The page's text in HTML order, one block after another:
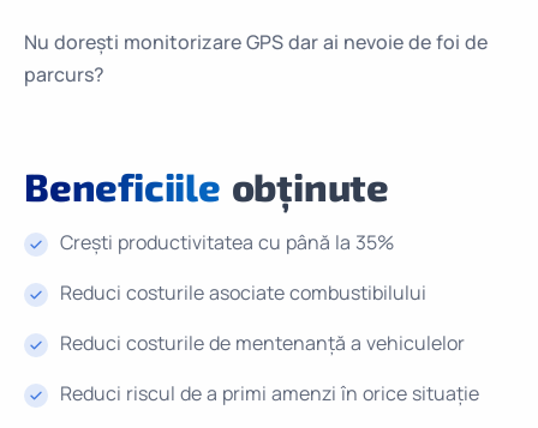
Nu dorești monitorizare GPS dar ai nevoie de foi de
parcurs?
Beneficiile obținute
Crești productivitatea cu până la 35%
Reduci costurile asociate combustibilului
Reduci costurile de mentenanță a vehiculelor
Reduci riscul de a primi amenzi în orice situație